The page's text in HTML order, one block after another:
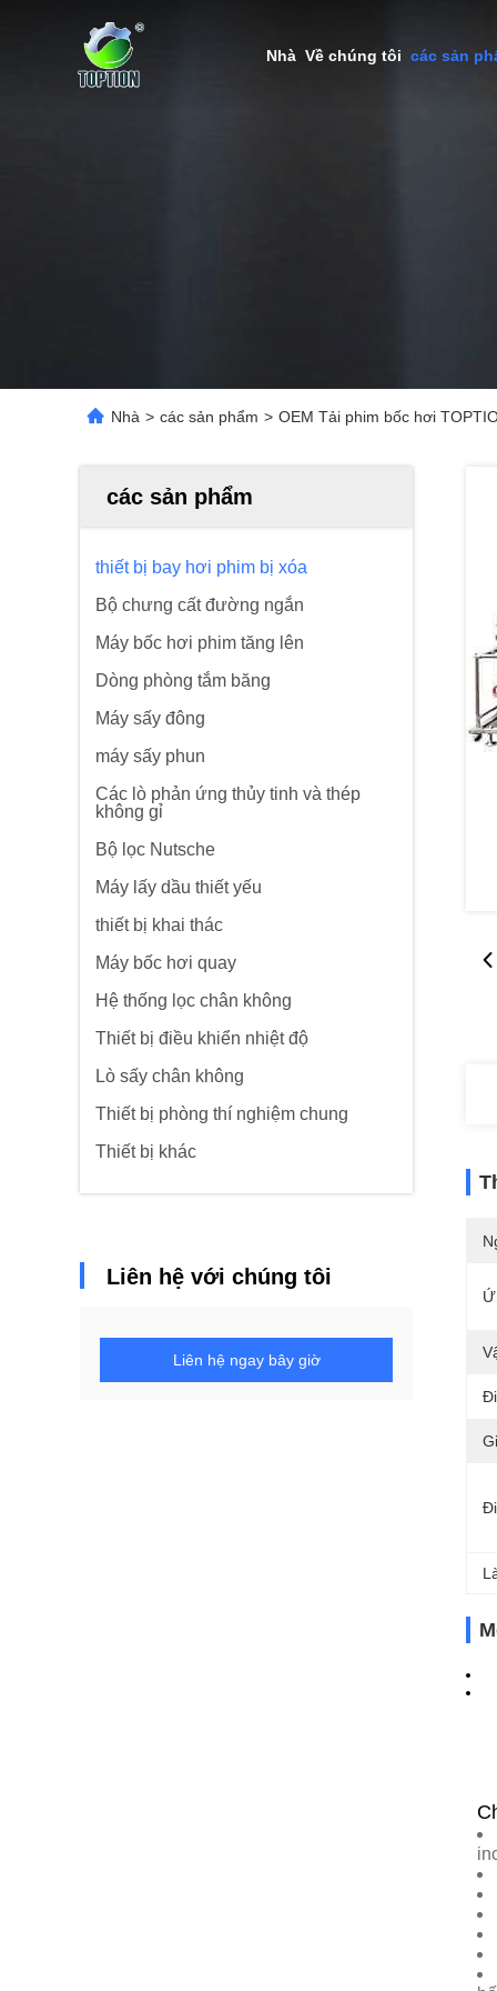
Nhà Về chúng tôi các sản
Nhà > các sản phẩm > OEM Tải phim bốc hơi
các sản phẩm
thiết bị bay hơi phim bị xóa
Bộ chưng cất đường ngắn
Máy bốc hơi phim tăng lên
Dòng phòng tắm băng
Máy sấy đông
máy sấy phun
Các lò phản ứng thủy tinh và thép
không gỉ
Bộ lọc Nutsche
Máy lấy dầu thiết yếu
thiết bị khai thác
Máy bốc hơi quay
Hệ thống lọc chân không
Thiết bị điều khiển nhiệt độ
Lò sấy chân không
Thiết bị phòng thí nghiệm chung
Thiết bị khác
Liên hệ với chúng tôi
Liên hệ ngay bây giờ